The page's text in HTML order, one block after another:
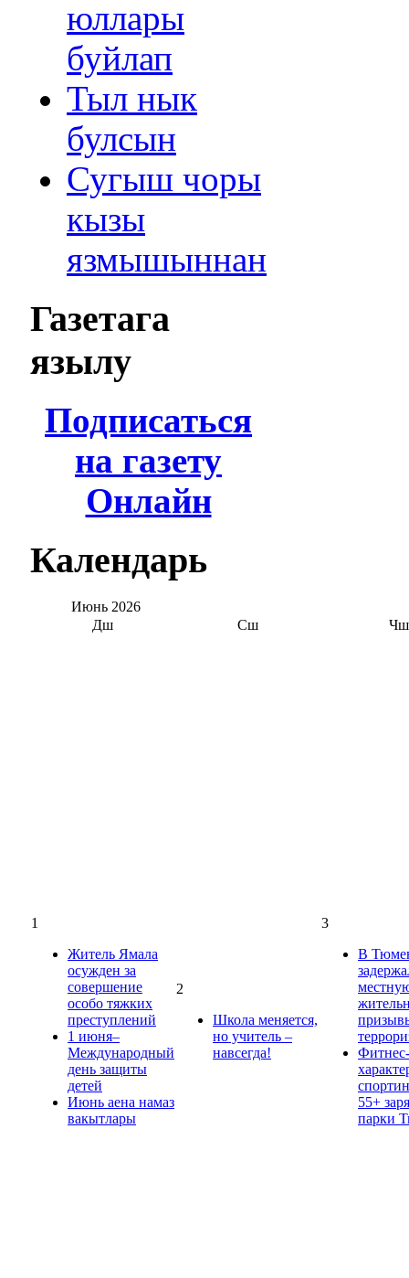
юллары
буйлап
Тыл нык
булсын
Сугыш чоры
кызы
язмышыннан
Газетага
язылу
Подписаться
на газету
Онлайн
Календарь
Июнь 2026
Дш
Сш Чш
1
Житель Ямала
осужден за
совершение
особо тяжких
преступлений
1 июня–
Международный
день защиты
детей
Июнь аена намаз
вакытлары
2
Школа меняется,
но учитель –
навсегда!
3
В
55+
парки